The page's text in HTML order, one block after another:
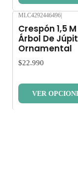
MLC4292446496|
Crespón 1,5 M
Árbol De
Ornamental
$22.990
VER